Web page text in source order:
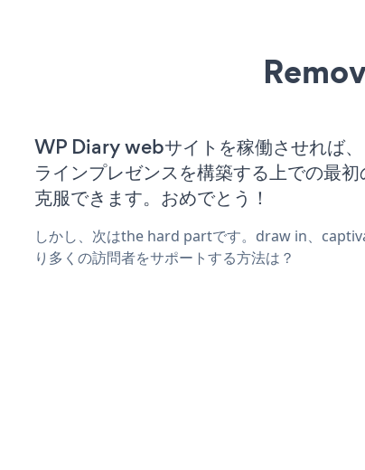
WP Diary webサイトを稼働させれば
ラインプレゼンスを構築する上での最
克服できます。おめでとう！
しかし、次はthe hard partです。draw in、
り多くの訪問者をサポートする方法は？